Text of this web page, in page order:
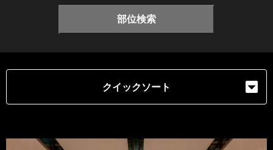
部位検索
クイックソート